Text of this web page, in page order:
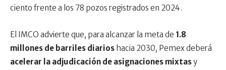
ciento frente a los 78 pozos registrados en 2024.
El IMCO advierte que, para alcanzar la meta de 1.8
millones de barriles diarios hacia 2030, Pemex deberá
acelerar la adjudicación de asignaciones mixtasy